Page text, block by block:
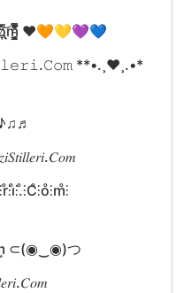
❤️🧡💛💜💙
**•.¸♥¸.•*
⊂(◉‿◉)つ